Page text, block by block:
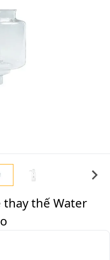
thay thế Water